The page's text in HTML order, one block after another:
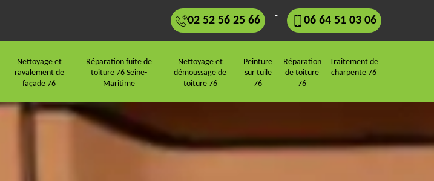
02 52 56 25 66 - 06 64 51 03 06
Nettoyage et
ravalement de
façade 76
Réparation fuite de
toiture 76 Seine-
Maritime
Nettoyage et
démoussage de
toiture 76
Peinture
sur tuile
76
Réparation
de toiture
76
Traitement de
charpente 76